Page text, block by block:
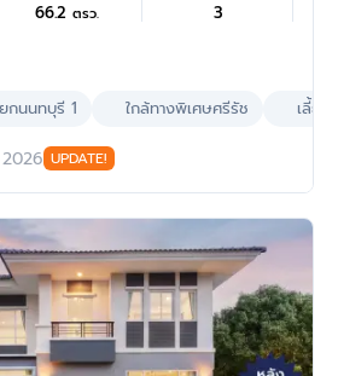
66.2ตรว. 3
กนนทบุรี 1
ใกล้ทางพิเศษศรีรัช เลี้ยง
UPDATE!